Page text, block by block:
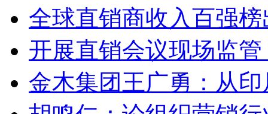
全球直销商收入百强
开展直销会议现场监
金木集团王广勇：从